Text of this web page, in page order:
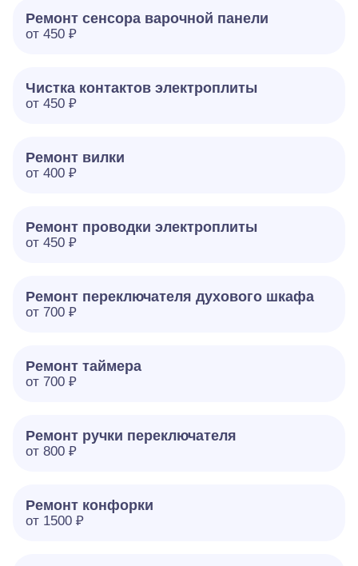
Ремонт сенсора варочной панели
от 450 ₽
Чистка контактов электроплиты
от 450 ₽
Ремонт вилки
от 400 ₽
Ремонт проводки электроплиты
от 450 ₽
Ремонт переключателя духового шкафа
от 700 ₽
Ремонт таймера
от 700 ₽
Ремонт ручки переключателя
от 800 ₽
Ремонт конфорки
от 1500 ₽